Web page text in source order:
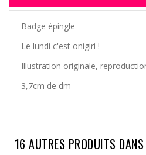
Badge épingle
Le lundi c'est onigiri !
Illustration originale,
3,7cm de dm
16 AUTRES PRODUITS